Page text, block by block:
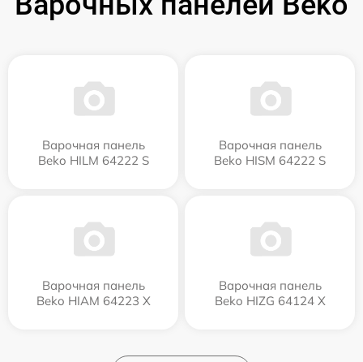
Варочная панель
Beko HILM 64222 S
Варочная панель
Beko HISM 64222 S
Варочная панель
Beko HIAM 64223 X
Варочная панель
Beko HIZG 64124 X